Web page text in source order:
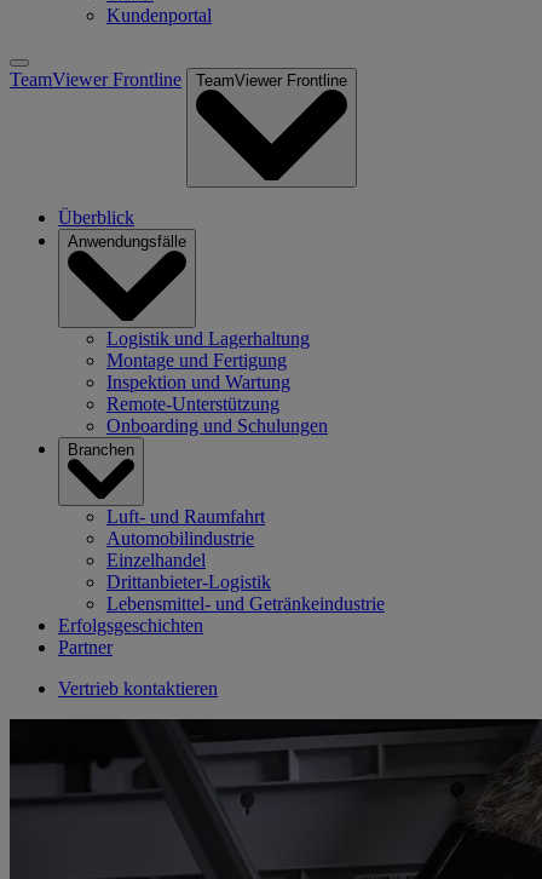
Kundenportal
TeamViewer Frontline TeamViewer Frontline
Überblick
Anwendungsfälle
Logistik und Lagerhaltung
Montage und Fertigung
Inspektion und Wartung
Remote-Unterstützung
Onboarding und Schulungen
Branchen
Luft- und Raumfahrt
Automobilindustrie
Einzelhandel
Drittanbieter-Logistik
Lebensmittel- und Getränkeindustrie
Erfolgsgeschichten
Partner
Vertrieb kontaktieren